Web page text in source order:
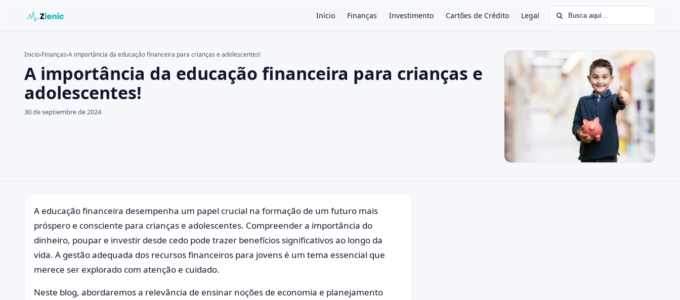
Início Finanças Investimento Cartões de Crédito Legal Buscar:
Buscar en el sitio ×
Buscar:
Pulsa Enter para buscar o ESC para cerrar.
Inicio›Finanças›A importância da educação financeira para crianças e adolescentes!
A importância da educação financeira para crianças e
adolescentes!
30 de septiembre de 2024
A educação financeira desempenha um papel crucial na formação de um futuro mais
próspero e consciente para crianças e adolescentes. Compreender a importância do
dinheiro, poupar e investir desde cedo pode trazer benefícios significativos ao longo da
vida. A gestão adequada dos recursos financeiros para jovens é um tema essencial que
merece ser explorado com atenção e cuidado.
Neste blog, abordaremos a relevância de ensinar noções de economia e planejamento